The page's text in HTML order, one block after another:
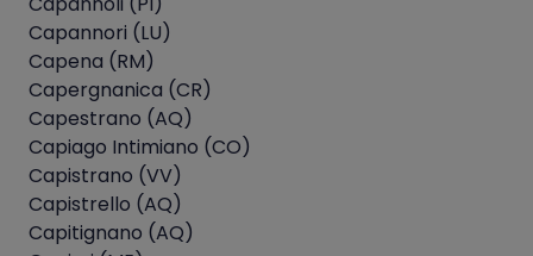
Capannori (LU)
Capena (RM)
Capergnanica (CR)
Capestrano (AQ)
Capiago Intimiano (CO)
Capistrano (VV)
Capistrello (AQ)
Capitignano (AQ)